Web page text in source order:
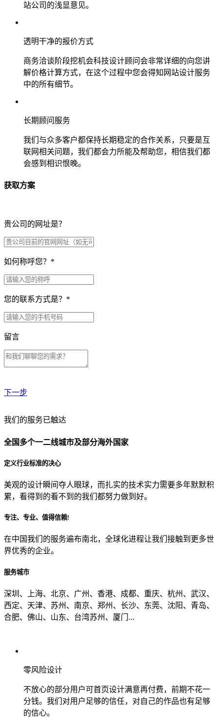
站公司的浅显意见。
透明干净的报价方式
商务洽谈阶段挖机会科技设计顾问会非常详细的向您讲
解价格计算方式，在这个过程中您会得知网站设计服务
中的所有细节。
长期顾问服务
我们与众多客户都保持长期稳定的合作关系，只要是互
联网相关问题，我们都会力所能及帮助您，相信我们都
会感到相识恨晚。
获取方案
贵公司的网址是？
如何称呼您？ *
您的联系方式是？ *
留言
下一步
贵公司预算范围是？
贵公司的团队规模是？
目前主要的营销渠道是？
我们的服务已触达
全国多个一二线城市及部分海外国家
定义行业标准的决心
美观的设计瞬间夺人眼球，而扎实的技术实力需要多年默默积
累，看得到的看不到的我们都努力做到好。
专注、专业、值得信赖!
在中国我们的服务遍布南北，全球化进程让我们接触到更多世
界优秀的企业。
服务城市
深圳、上海、北京、广州、香港、成都、重庆、杭州、武汉、
西定、天津、苏州、南京、郑州、长沙、东莞、沈阳、青岛、
合肥、佛山、山东、台湾苏州、厦门...
零风险设计
不放心的部分用户可首页设计满意再付费，前期不花一
分钱。我们对用户足够的信任，对自己的作品也有足够
的信心。